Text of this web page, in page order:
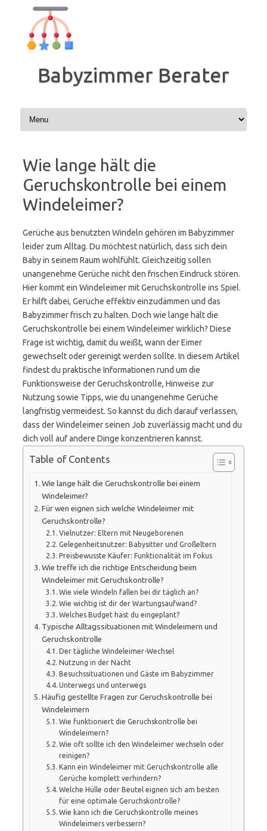
Inhalt
springen
Babyzimmer Berater
Wie lange hält die
Geruchskontrolle bei einem
Windeleimer?
Gerüche aus benutzten Windeln gehören im Babyzimmer
leider zum Alltag. Du möchtest natürlich, dass sich dein
Baby in seinem Raum wohlfühlt. Gleichzeitig sollen
unangenehme Gerüche nicht den frischen Eindruck stören.
Hier kommt ein Windeleimer mit Geruchskontrolle ins Spiel.
Er hilft dabei, Gerüche effektiv einzudämmen und das
Babyzimmer frisch zu halten. Doch wie lange hält die
Geruchskontrolle bei einem Windeleimer wirklich? Diese
Frage ist wichtig, damit du weißt, wann der Eimer
gewechselt oder gereinigt werden sollte. In diesem Artikel
findest du praktische Informationen rund um die
Funktionsweise der Geruchskontrolle, Hinweise zur
Nutzung sowie Tipps, wie du unangenehme Gerüche
langfristig vermeidest. So kannst du dich darauf verlassen,
dass der Windeleimer seinen Job zuverlässig macht und du
dich voll auf andere Dinge konzentrieren kannst.
Table of Contents
Wie lange hält die Geruchskontrolle bei einem
Windeleimer?
Für wen eignen sich welche Windeleimer mit
Geruchskontrolle?
Vielnutzer: Eltern mit Neugeborenen
Gelegenheitsnutzer: Babysitter und Großeltern
Preisbewusste Käufer: Funktionalität im Fokus
Wie treffe ich die richtige Entscheidung beim
Windeleimer mit Geruchskontrolle?
Wie viele Windeln fallen bei dir täglich an?
Wie wichtig ist dir der Wartungsaufwand?
Welches Budget hast du eingeplant?
Typische Alltagssituationen mit Windeleimern und
Geruchskontrolle
Der tägliche Windeleimer-Wechsel
Nutzung in der Nacht
Besuchssituationen und Gäste im Babyzimmer
Unterwegs und unterwegs
Häufig gestellte Fragen zur Geruchskontrolle bei
Windeleimern
Wie funktioniert die Geruchskontrolle bei
Windeleimern?
Wie oft sollte ich den Windeleimer wechseln oder
reinigen?
Kann ein Windeleimer mit Geruchskontrolle alle
Gerüche komplett verhindern?
Welche Hülle oder Beutel eignen sich am besten
für eine optimale Geruchskontrolle?
Wie kann ich die Geruchskontrolle meines
Windeleimers verbessern?